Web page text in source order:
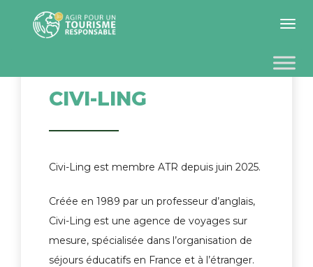
Toggle
CIVI-LING
Civi-Ling est membre ATR depuis juin 2025.
Créée en 1989 par un professeur d’anglais,
Civi-Ling est une agence de voyages sur
mesure, spécialisée dans l’organisation de
séjours éducatifs en France et à l’étranger.